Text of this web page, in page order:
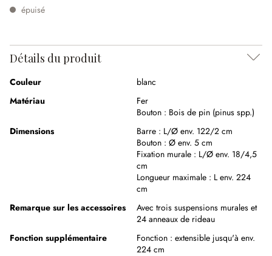
épuisé
Détails du produit
Couleur
blanc
Matériau
Fer
Bouton : Bois de pin (pinus spp.)
Dimensions
Barre : L/Ø env. 122/2 cm
Bouton : Ø env. 5 cm
Fixation murale : L/Ø env. 18/4,5
cm
Longueur maximale : L env. 224
cm
Remarque sur les accessoires
Avec trois suspensions murales et
24 anneaux de rideau
Fonction supplémentaire
Fonction : extensible jusqu'à env.
224 cm